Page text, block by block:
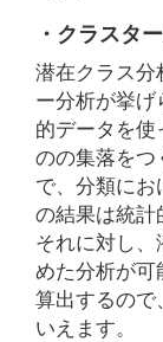
・クラスタ
潜在クラス分
ー分析が挙
的データを
のの集落を
で、分類に
の結果は統計
それに対し
めた分析が
算出するので
いえます。